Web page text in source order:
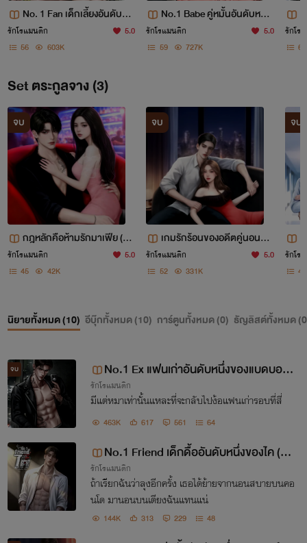
No. 1 Fan เด็กเลี้ยงอันดับหนึ่
งของมาเฟีย
รักโรแมนติก
5.0
56
603K
No.1 Babe คู่หมั้นอันดับหนึ่ง
ของเพลย์บอย (มี E-book)
รักโรแมนติก
5.0
59
727K
รักโร
64
Set ตระกูลจาง (3)
จบ
กฎหลักคือห้ามรักมาเฟีย (มี
E-book)
รักโรแมนติก
5.0
45
42K
จบ
เกมรักร้อนของอดีตคู่นอนลับ
[มี E-Book]
รักโรแมนติก
5.0
52
331K
จบ
รักโร
44
นิยายทั้งหมด (10) อีบุ๊กทั้งหมด (10) การ์ตูนทั้งหมด (0) ธัญลิสต์ทั้งหมด (0
จบ
No.1 Ex แฟนเก่าอันดับหนึ่งของแบดบอย
[อีบุ๊กพร้อมโหลด]
รักโรแมนติก
มีแต่หมาเท่านั้นแหละที่จะกลับไปง้อแฟนเก่ารอบที่สี่
463K 617 561 64
No.1 Friend เด็กดื้ออันดับหนึ่งของไค (มีอี
บุ๊ก+ภาพประกอบ)
รักโรแมนติก
ถ้าเรียกฉันว่าลุงอีกครั้ง เธอได้ย้ายจากนอนสบายบนคอ
นโด มานอนบนเตียงฉันแทนแน่
144K 313 229 48